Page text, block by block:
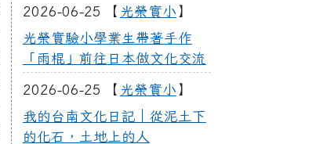
2026-06-25 【 光榮實小 】
光榮實驗小學業生帶著手作
「雨棍」前往日本做文化交流
2026-06-25 【 光榮實小 】
我的台南文化日記｜從泥土下
的化石，土地上的人